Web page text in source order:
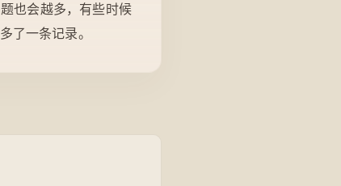
也会越多，有些时候
了一条记录。